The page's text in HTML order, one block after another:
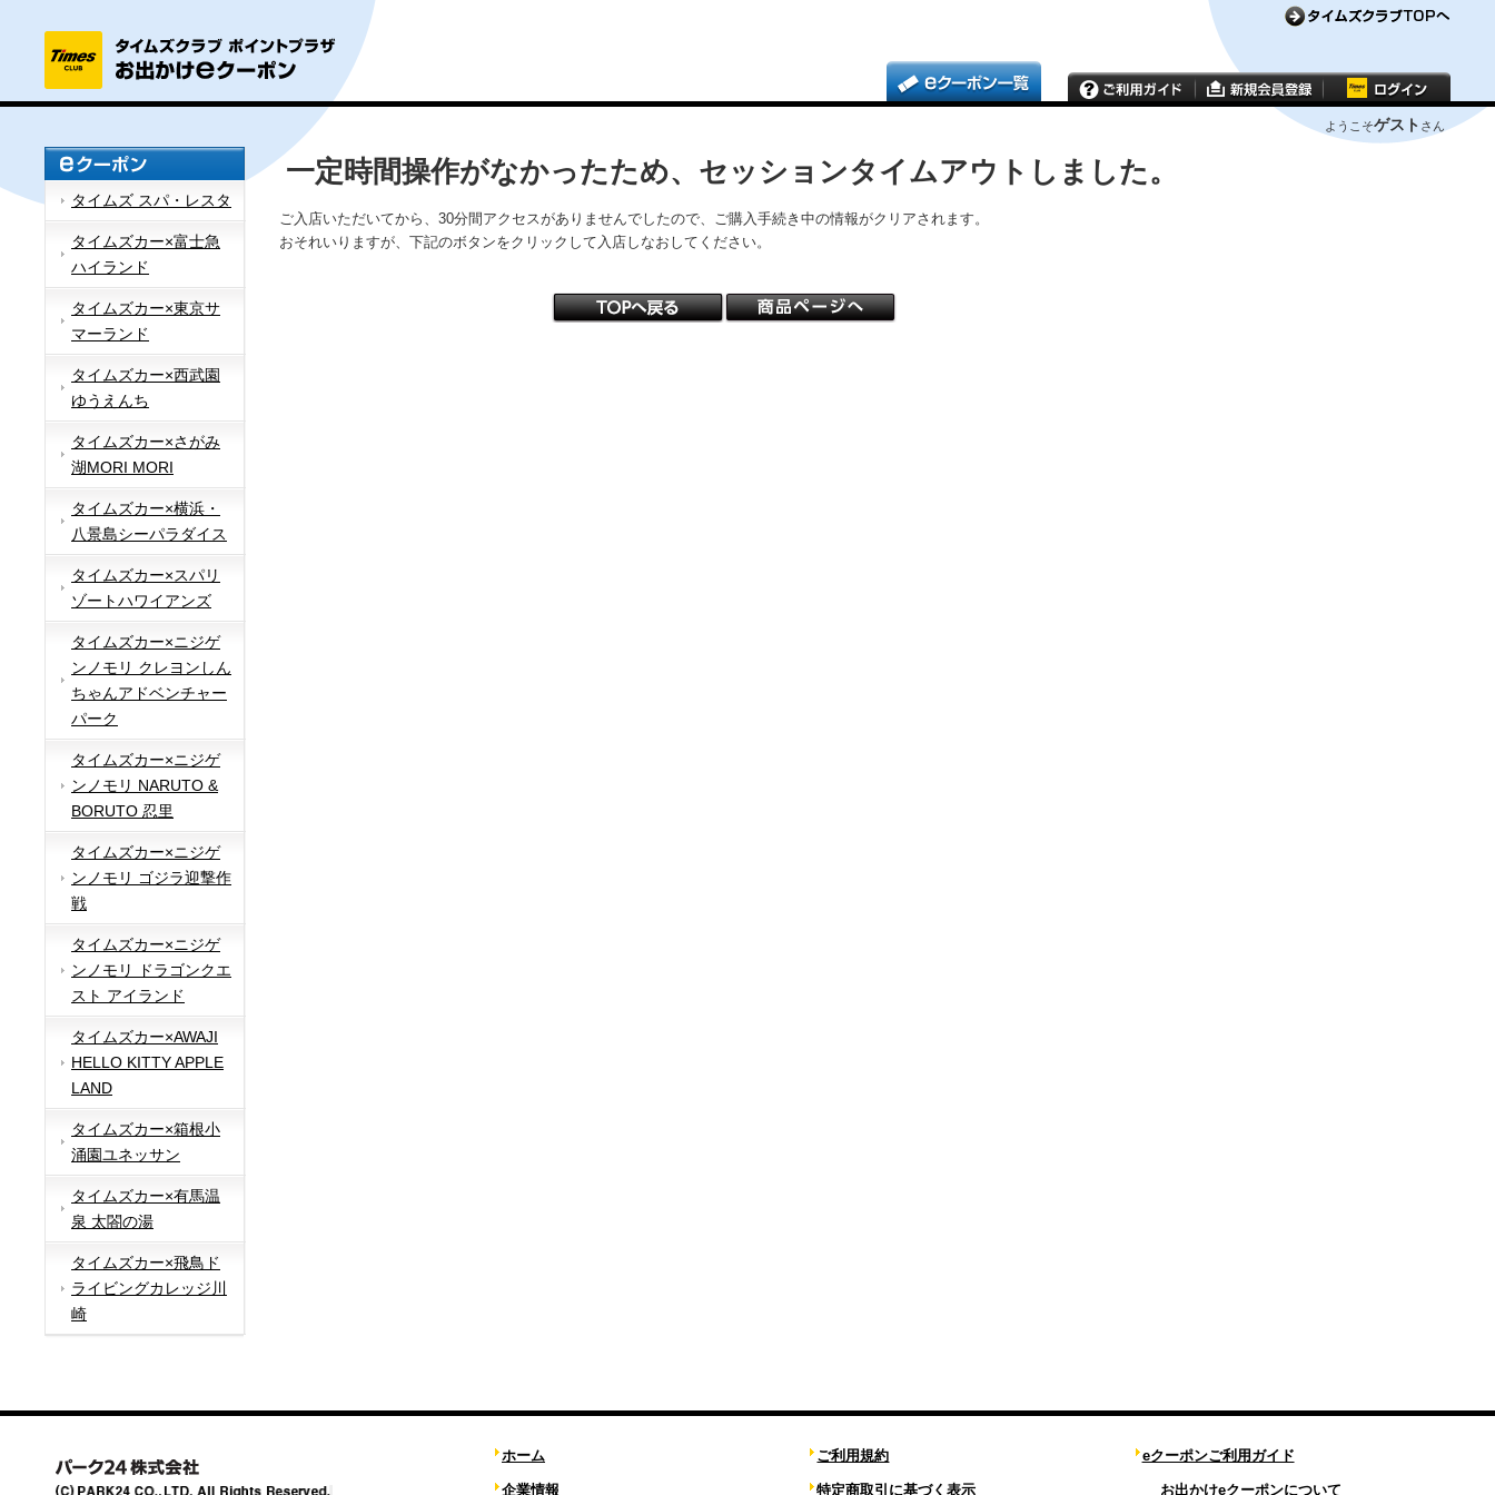
ようこそゲスト さん
タイムズ スパ・レスタ
タイムズカー×富士急
ハイランド
タイムズカー×東京サ
マーランド
タイムズカー×西武園
ゆうえんち
タイムズカー×さがみ
湖MORI MORI
タイムズカー×横浜・
八景島シーパラダイス
タイムズカー×スパリ
ゾートハワイアンズ
タイムズカー×ニジゲ
ンノモリ クレヨンしん
ちゃんアドベンチャー
パーク
タイムズカー×ニジゲ
ンノモリ NARUTO &
BORUTO 忍里
タイムズカー×ニジゲ
ンノモリ ゴジラ迎撃作
戦
タイムズカー×ニジゲ
ンノモリ ドラゴンクエ
スト アイランド
タイムズカー×AWAJI
HELLO KITTY APPLE
LAND
タイムズカー×箱根小
涌園ユネッサン
タイムズカー×有馬温
泉 太閤の湯
タイムズカー×飛鳥ド
ライビングカレッジ川
崎
一定時間操作がなかったため、セッションタイムアウトしました。
ご入店いただいてから、30分間アクセスがありませんでしたので、ご購入手続き中の情報がクリアされます。
おそれいりますが、下記のボタンをクリックして入店しなおしてください。
ホーム
企業情報
ご利用規約
特定商取引に基づく表示
eクーポンご利用ガイド
お出かけeクーポンについて